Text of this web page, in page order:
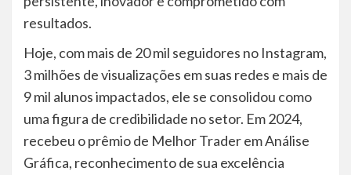
resultados.
Hoje, com mais de 20 mil seguidores no Instagram,
3 milhões de visualizações em suas redes e mais de
9 mil alunos impactados, ele se consolidou como
uma figura de credibilidade no setor. Em 2024,
recebeu o prêmio de Melhor Trader em Análise
Gráfica, reconhecimento de sua excelência